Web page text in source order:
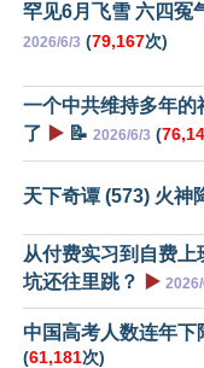
罕见6月飞雪 六四冤
2026/6/3 (79,167次)
一个中共维持多年的
了 ▶️ 📝 2026/6/3 (
天下奇谭 (573) 火神
从付费实习到自费
坑还往里跳？
▶️
中国高考人数连年下
(61,181次)